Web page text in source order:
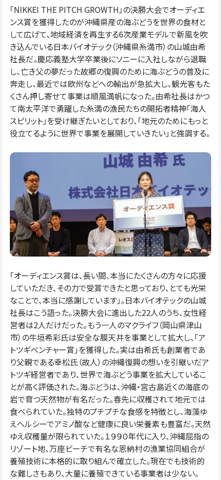
「NIKKEI THE PITCH GROWTH」の決勝大会でオーディエ
ンス賞を獲得したのが沖縄県産の海ぶどうを世界の食材と
して広げて、地域経済を再生する6次産業モデルで新風を吹
き込んでいる日本バイオテック（沖縄県糸満市）の山城由希
社長だ。慶応義塾大学卒業後にソニーに入社しながら退職
し、亡き父の夢だった故郷の復興のために海ぶどうの普及に
奔走し、最近では欧州などへの輸出が急拡大し、観光客もた
くさん押し寄せて事業は順風満帆になった。由希社長はかつ
て南太平洋で勇躍した糸満の漁民たちの開拓者精神「海人
スピリット」を受け継ぎたいとしており、「地元のためにもっと
役立てるように世界で事業を展開していきたい」と強調する。
「オーディエンス賞は、長い間、本当にたくさんの方々に応援
していただき、その力で受賞できたと思っており、とても光栄
なことで、本当に感謝しています」。日本バイオテックの山城
社長はこう語った。決勝大会に進出した22人のうち、女性経
営者は2人だけだった。もう一人のマクライフ（岡山県津山
市）の牛垣希彩氏は安全な膜天井を事業として拡大し、「ア
トツギベンチャー賞」を獲得した。実は由希氏も創業者であ
り父親である幸松氏（故人）の沖縄復興の想いを引継いだア
トツギ経営者であり、世界で海ぶどう事業を拡大しているこ
とが高く評価された。海ぶどうは、沖縄・宮古島近くの海底の
岩で育つ天然物が有名だった。春先に収穫されて地元では
食べられていた。独特のプチプチな食感を特徴とし、海藻ゆ
えヘルシーでアミノ酸など健康に良い栄養素も豊富だ。天然
ゆえ収穫量が限られていた。１９９０年代に入り、沖縄屈指の
リゾート地、万座ビーチで有名な恩納村の漁業協同組合が
養殖技術に本格的に取り組んで確立した。現在でも技術的
な難しさもあり、大量に養殖できている事業者は少ない。